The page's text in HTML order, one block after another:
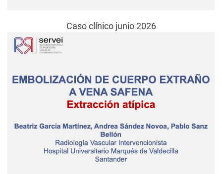
Caso clínico junio 2026